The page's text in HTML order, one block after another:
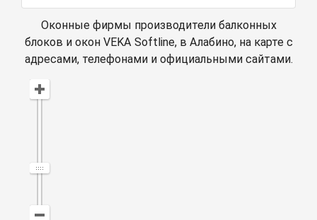
Оконные фирмы производители балконных
блоков и окон VEKA Softline, в Алабино, на карте с
адресами, телефонами и официальными сайтами.
Условия использования
Открыть в Яндекс Картах Создать свою карту